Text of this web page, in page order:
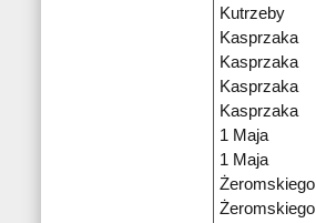
Kutrzeby
Kasprzaka
Kasprzaka
Kasprzaka
Kasprzaka
1 Maja
1 Maja
Żeromskiego
Żeromskiego